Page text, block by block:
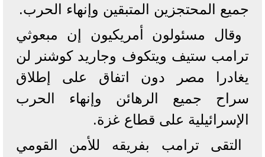
جميع المحتجزين المتبقين وإنهاء الحرب.
وقال مسئولون أمريكيون إن مبعوثي
ترامب ستيف ويتكوف وجاريد كوشنر لن
يغادرا مصر دون اتفاق على إطلاق
سراح جميع الرهائن وإنهاء الحرب
الإسرائيلية على قطاع غزة.
التقى ترامب بفريقه للأمن القومي